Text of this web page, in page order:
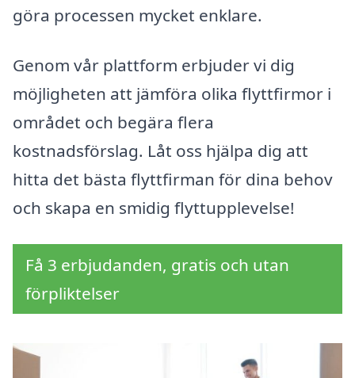
göra processen mycket enklare.
Genom vår plattform erbjuder vi dig
möjligheten att jämföra olika flyttfirmor i
området och begära flera
kostnadsförslag. Låt oss hjälpa dig att
hitta det bästa flyttfirman för dina behov
och skapa en smidig flyttupplevelse!
Få 3 erbjudanden, gratis och utan
förpliktelser